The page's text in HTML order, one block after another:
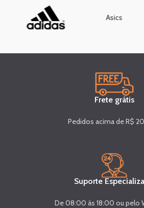
Asics
Frete grátis
Pedidos acima de R$
Suporte
De 08:00 às 18:00 ou pelo